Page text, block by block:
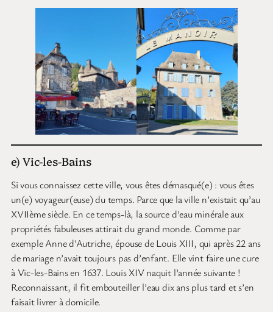
e) Vic-les-Bains
Si vous connaissez cette ville, vous êtes démasqué(e) : vous êtes
un(e) voyageur(euse) du temps. Parce que la ville n’existait qu’au
XVIIème siècle. En ce temps-là, la source d’eau minérale aux
propriétés fabuleuses attirait du grand monde. Comme par
exemple Anne d’Autriche, épouse de Louis XIII, qui après 22 ans
de mariage n’avait toujours pas d’enfant. Elle vint faire une cure
à Vic-les-Bains en 1637. Louis XIV naquit l’année suivante !
Reconnaissant, il fit embouteiller l’eau dix ans plus tard et s’en
faisait livrer à domicile.